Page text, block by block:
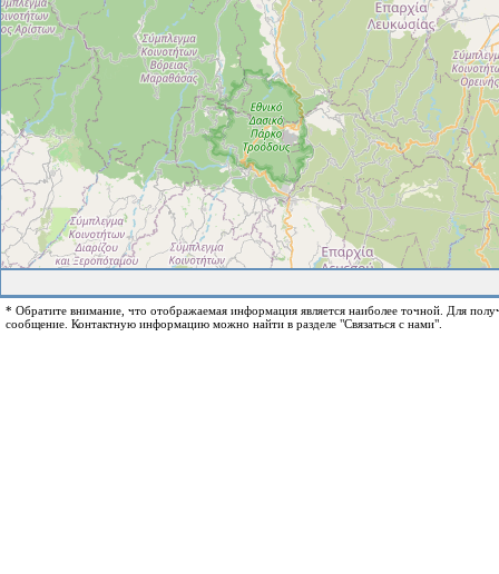
* Обратите внимание, что отображаемая информация является наиболее точной. Для
сообщение. Контактную информацию можно найти в разделе "Связаться с нами".